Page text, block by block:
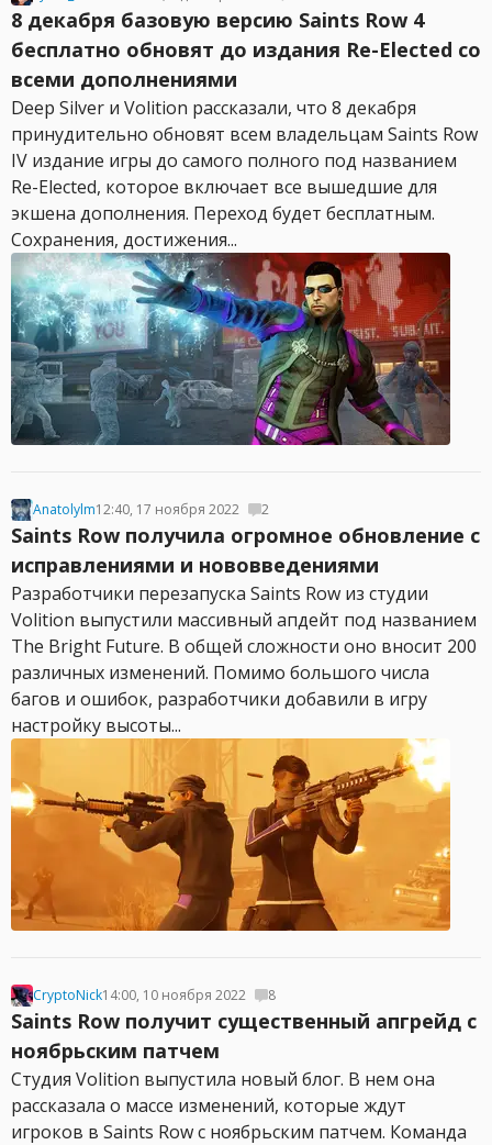
8 декабря базовую версию Saints Row 4
бесплатно обновят до издания Re-Elected со
всеми дополнениями
Deep Silver и Volition рассказали, что 8 декабря
принудительно обновят всем владельцам Saints Row
IV издание игры до самого полного под названием
Re-Elected, которое включает все вышедшие для
экшена дополнения. Переход будет бесплатным.
Сохранения, достижения...
Anatolylm12:40, 17 ноября 2022 2
Saints Row получила огромное обновление с
исправлениями и нововведениями
Разработчики перезапуска Saints Row из студии
Volition выпустили массивный апдейт под названием
The Bright Future. В общей сложности оно вносит 200
различных изменений. Помимо большого числа
багов и ошибок, разработчики добавили в игру
настройку высоты...
CryptoNick14:00, 10 ноября 2022 8
Saints Row получит существенный апгрейд с
ноябрьским патчем
Студия Volition выпустила новый блог. В нем она
рассказала о массе изменений, которые ждут
игроков в Saints Row с ноябрьским патчем. Команда